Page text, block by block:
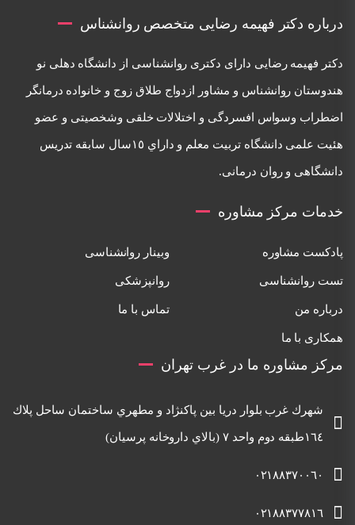
درباره دکتر فهیمه رضایی متخصص روانشناس
دكتر فهيمه رضايی دارای دكتری روانشناسی از دانشگاه دهلی نو
هندوستان روانشناس و مشاور ازدواج طلاق زوج و خانواده درمانگر
اضطراب وسواس افسردگی و اختلالات خلقی وشخصيتی و عضو
هئيت علمی دانشگاه تربيت معلم و داراي ١٥سال سابقه تدريس
دانشگاهی و روان درمانی.
خدمات مرکز مشاوره
پادکست مشاوره وبینار روانشناسی
تست روانشناسی روانپزشکی
درباره من تماس با ما
همکاری با ما
مرکز مشاوره ما در غرب تهران
شهرك غرب بلوار دريا بين پاكنژاد و مطهري ساختمان ساحل پلاك
١٦٤طبقه دوم واحد ٧ (بالاي داروخانه پرسيان)
٠٢١٨٨٣٧٠٠٦٠
٠٢١٨٨٣٧٧٨١٦